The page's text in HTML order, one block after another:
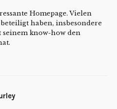
Homepage. Vielen
haben, insbesondere
know-how den